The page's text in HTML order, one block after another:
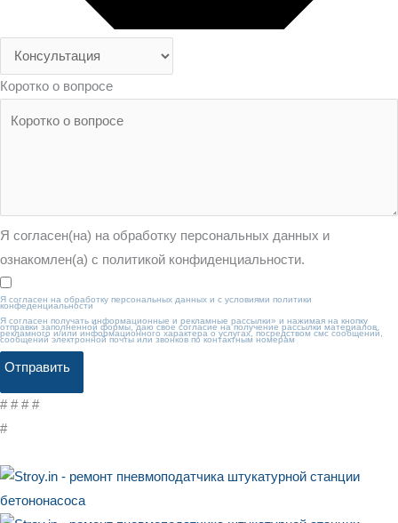
Коротко о вопросе
Я согласен(на) на обработку персональных данных и
ознакомлен(а) с политикой конфиденциальности.
Я согласен на обработку персональных данных и с условиями политики
конфеденциальности
Я согласен получать информационные и рекламные рассылки» и нажимая на кнопку
отправки заполненной формы, даю свое согласие на получение рассылки материалов
рекламного и/или информационного характера о услугах, посредством смс сообщений,
сообщений электронной почты или звонков по контактным номерам
Отправить
# # ##
#